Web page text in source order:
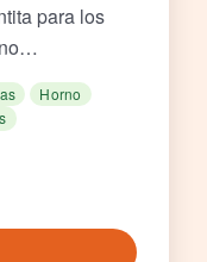
para los
Horno